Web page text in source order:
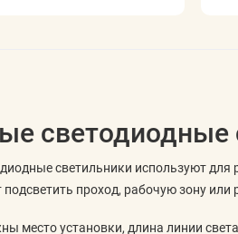
светодиодные
светильники используют
проход, рабочую зону или
место установки, длина линии